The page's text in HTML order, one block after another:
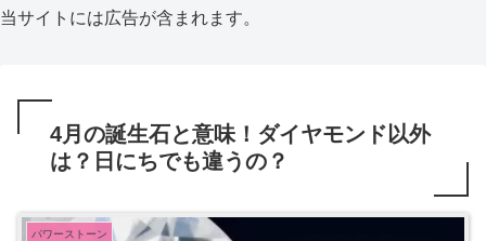
当サイトには広告が含まれます。
4月の誕生石と意味！ダイヤモンド以外
は？日にちでも違うの？
パワーストーン